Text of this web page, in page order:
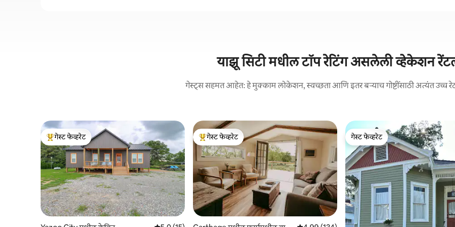
याझू सिटी मधील टॉप रेटिंग असलेली व्हेकेशन
गेस्ट्स सहमत आहेत: हे मुक्काम लोकेशन, स्वच्छता आणि इतर बऱ्याच गोष्टींसाठी अत्यंत
टॉप गेस्ट फेव्हरेट
गेस्ट फेव्हरेट
टॉप गेस्ट फेव्हरेट
गेस्ट फेव्हरेट
गेस्ट फेव्हरेट
गेस्ट फेव्हरेट